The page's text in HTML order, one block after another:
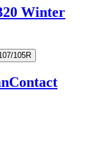
Winter